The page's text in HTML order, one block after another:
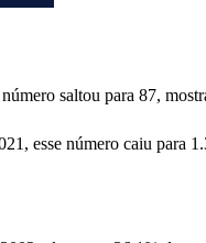
saltou para 87,
esse número caiu para